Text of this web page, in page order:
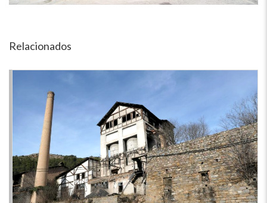
Relacionados